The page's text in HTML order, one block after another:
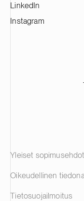
LinkedIn
Instagram
Yleiset sopimusehdot
Oikeudellinen
Tietosuojailmoitus